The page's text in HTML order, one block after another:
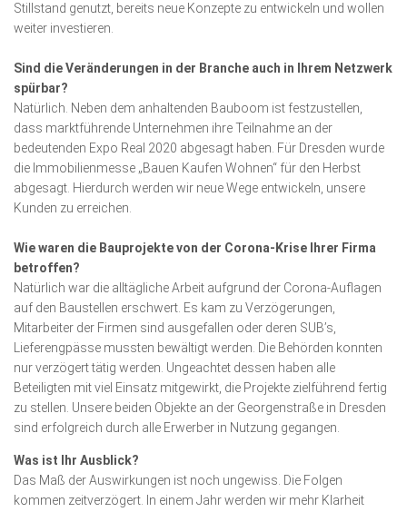
Still­stand ge­nutzt, bereits neue Kon­zepte zu entwickeln und wollen
weiter investieren.
Sind die Veränderungen in der Branche auch in Ihrem Netz­werk
spürbar?
Natürlich. Neben dem anhaltenden Bau­boom ist festzustellen,
dass marktführende Unter­­nehmen ihre Teilnahme an der
bedeutenden Expo Real 2020 abgesagt haben. Für Dresden wurde
die Immobilienmesse „Bauen Kaufen Wohnen“ für den Herbst
abgesagt. Hier­durch werden wir neue Wege entwickeln, unsere
Kunden zu erreichen.
Wie waren die Bauprojekte von der Corona-Krise Ihrer Firma
betroffen?
Natürlich war die alltägliche Arbeit aufgrund der Corona-Auflagen
auf den Baustellen erschwert. Es kam zu Verzögerungen,
Mitarbeiter der Firmen sind ausgefallen oder deren SUB’s,
Lieferengpässe mussten bewältigt werden. Die Behörden konnten
nur verzögert tätig werden. Ungeachtet dessen haben alle
Beteiligten mit viel Einsatz mitgewirkt, die Projekte zielführend fertig
zu stellen. Unsere beiden Objekte an der Georgenstraße in Dresden
sind erfolgreich durch alle Erwerber in Nutzung gegangen.
Was ist Ihr Ausblick?
Das Maß der Auswirkungen ist noch ungewiss. Die Folgen
kommen zeitverzögert. In einem Jahr werden wir mehr Klarheit